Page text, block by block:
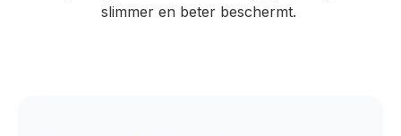
slimmer en beter beschermt.